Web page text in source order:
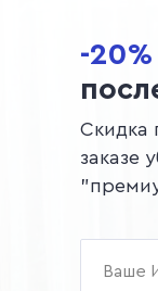
-20%
Скидка
заказе